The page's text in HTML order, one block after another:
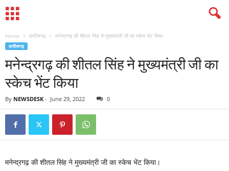
Home छत्तीसगढ़ मनेन्द्रगढ़ की शीतल सिंह ने मुख्यमंत्री जी का स्केच भेंट किया
छत्तीसगढ़
मनेन्द्रगढ़ की शीतल सिंह ने मुख्यमंत्री जी का
स्केच भेंट किया
By NEWSDESK - June 29, 2022 0
मनेन्द्रगढ़ की शीतल सिंह ने मुख्यमंत्री जी का स्केच भेंट किया।